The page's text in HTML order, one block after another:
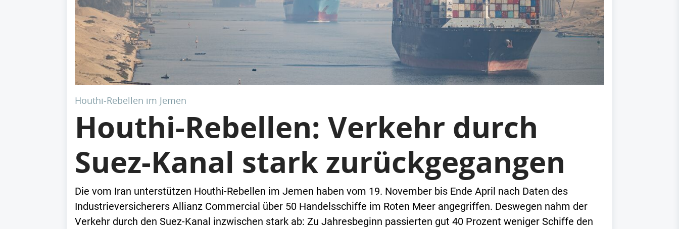
Houthi-Rebellen im Jemen
Houthi-Rebellen: Verkehr durch
Suez-Kanal stark zurückgegangen
Die vom Iran unterstützen Houthi-Rebellen im Jemen haben vom 19. November bis Ende April nach Daten des
Industrieversicherers Allianz Commercial über 50 Handelsschiffe im Roten Meer angegriffen. Deswegen nahm der
Verkehr durch den Suez-Kanal inzwischen stark ab: Zu Jahresbeginn passierten gut 40 Prozent weniger Schiffe den